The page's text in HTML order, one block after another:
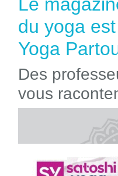
du yoga
Yoga
Des
vous